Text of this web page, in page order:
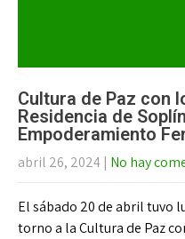
Cultura de Paz con
Residencia de
Empoderamiento
abril 26, 2024 | No hay
El sábado 20 de abril tuvo
torno a la Cultura de Paz